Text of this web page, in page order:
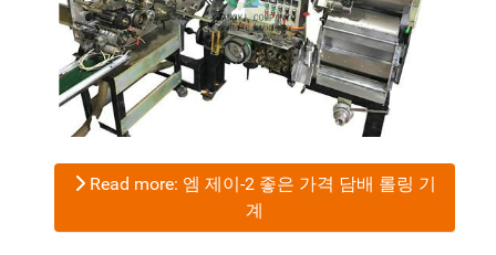
Read more: 엠 제이-2 좋은 가격 담배 롤링 기
계